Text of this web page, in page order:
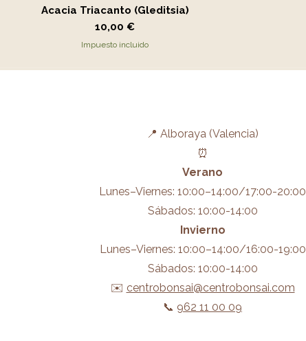
Vista rápida
Acacia Triacanto (Gleditsia)
Precio
10,00 €
Impuesto incluido
📍 Alboraya (Valencia)
⏰
Verano
Lunes–Viernes: 10:00–14:00/17:00-20:00
Sábados: 10:00-14:00
Invierno
Lunes–Viernes: 10:00–14:00/16:00-19:00
Sábados: 10:00-14:00
✉️ centrobonsai@centrobonsai.com
📞 962 11 00 09